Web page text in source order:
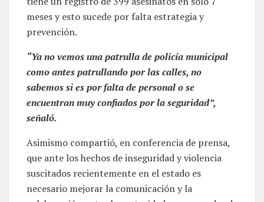
tiene un registro de 399 asesinatos en solo 7
meses y esto sucede por falta estrategia y
prevención.
“Ya no vemos una patrulla de policía municipal
como antes patrullando por las calles, no
sabemos si es por falta de personal o se
encuentran muy confiados por la seguridad”,
señaló.
Asimismo compartió, en conferencia de prensa,
que ante los hechos de inseguridad y violencia
suscitados recientemente en el estado es
necesario mejorar la comunicación y la